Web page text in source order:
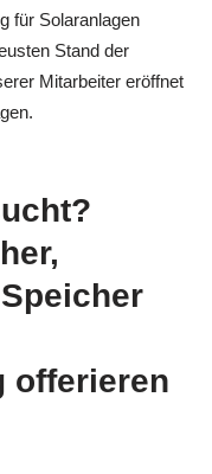
für Solaranlagen
Stand der
Mitarbeiter eröffnet
offerieren